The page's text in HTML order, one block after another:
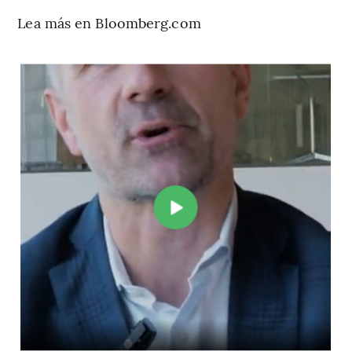
Lea más en Bloomberg.com